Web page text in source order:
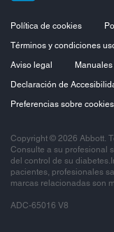
Política de cookies
Términos y condiciones
Aviso legal
Declaración de
Preferencias sobre cookies
Copyright © 2026 Abbott.
Consulte a su profesional
del control de su
pacientes, profesionales
marcas relacionadas son
ADC-65016 V8